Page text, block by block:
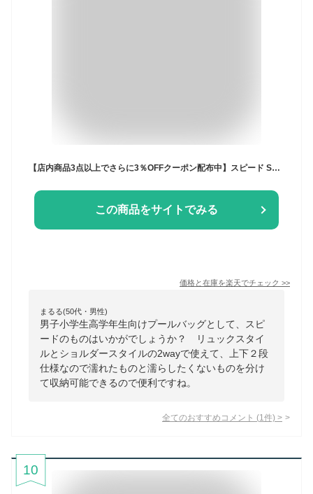
【店内商品3点以上でさらに3％OFFクーポン配布中】スピード SPEEDO 水泳 スイムバッグ プールバッグ スイミングバッグ プール教室 水泳教室 カバン 2026年春夏モデル SE22603
この商品をサイトでみる
価格と在庫を楽天でチェック >>
まるる(50代・男性)
男子小学生高学年生向けプールバッグとして、スピ
ードのものはいかがでしょうか？ リュックスタイ
ルとショルダースタイルの2wayで使えて、上下２段
仕様なので濡れたものと濡らしたくないものを分け
て収納可能できるので便利ですね。
全てのおすすめコメント (1 件) >
10